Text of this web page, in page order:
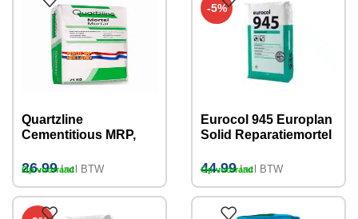
Quartzline
Cementitious MRP,
(Cementgebonden)
26.99 Incl BTW
Op voorraad
-5%
Eurocol 945 Europlan
Solid Reparatiemortel
44.99 Incl BTW
Op voorraad